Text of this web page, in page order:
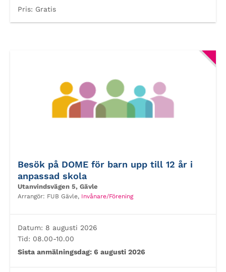
Pris: Gratis
Besök på DOME för barn upp till 12 år i
anpassad skola
Utanvindsvägen 5, Gävle
Arrangör: FUB Gävle, Invånare/Förening
Datum: 8 augusti 2026
Tid: 08.00-10.00
Sista anmälningsdag: 6 augusti 2026